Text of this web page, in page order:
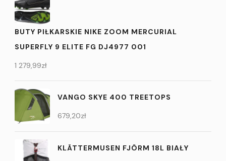
BUTY PIŁKARSKIE NIKE ZOOM MERCURIAL
SUPERFLY 9 ELITE FG DJ4977 001
1 279,99zł
VANGO SKYE 400 TREETOPS
679,20zł
KLÄTTERMUSEN FJÖRM 18L BIAŁY